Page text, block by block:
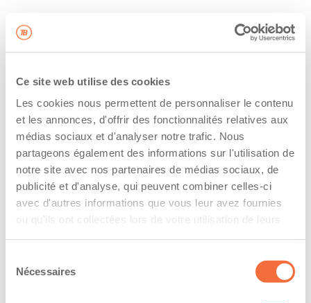
Ce site web utilise des cookies
Les cookies nous permettent de personnaliser le contenu
et les annonces, d'offrir des fonctionnalités relatives aux
médias sociaux et d'analyser notre trafic. Nous
partageons également des informations sur l'utilisation de
notre site avec nos partenaires de médias sociaux, de
publicité et d'analyse, qui peuvent combiner celles-ci
avec d'autres informations que vous leur avez fournies
ou qu'ils ont collectées lors de votre utilisation de leurs
Nécessaires